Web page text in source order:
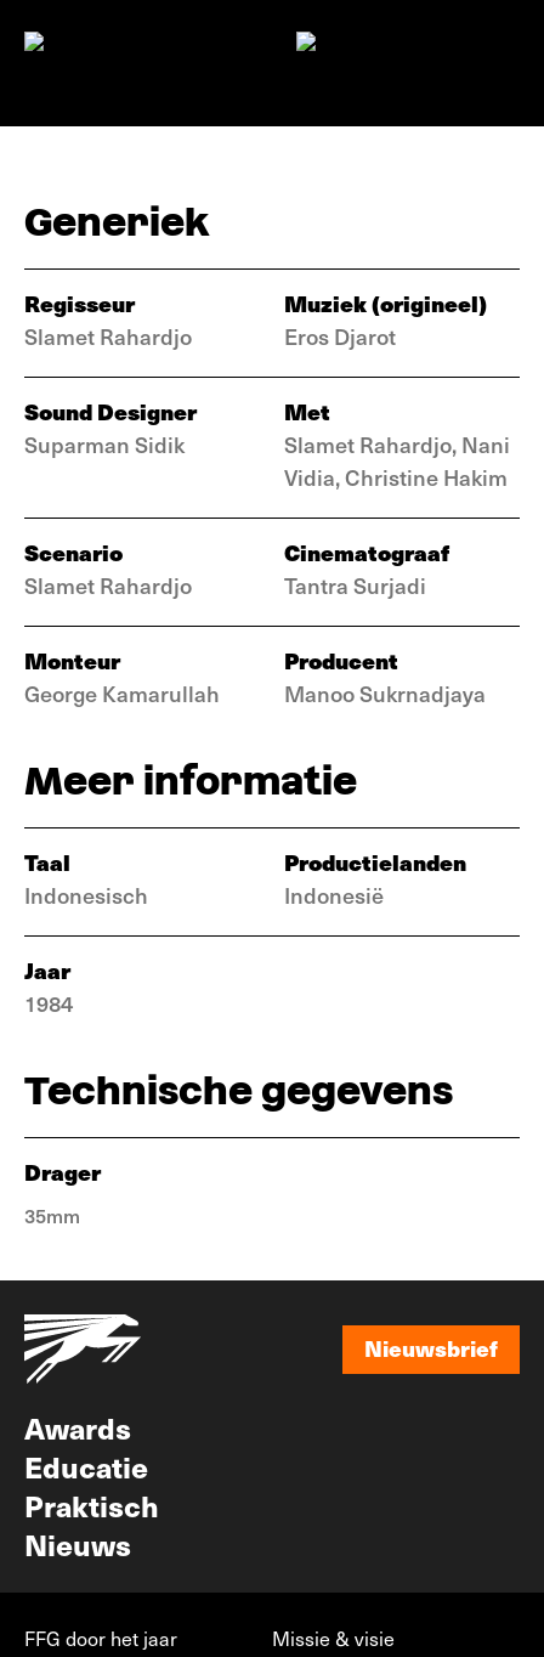
Generiek
Regisseur
Slamet Rahardjo
Muziek (origineel)
Eros Djarot
Sound Designer
Suparman Sidik
Met
Slamet Rahardjo, Nani
Vidia, Christine Hakim
Scenario
Slamet Rahardjo
Cinematograaf
Tantra Surjadi
Monteur
George Kamarullah
Producent
Manoo Sukrnadjaya
Meer informatie
Taal
Indonesisch
Productielanden
Indonesië
Jaar
1984
Technische gegevens
Drager
35mm
Nieuwsbrief
Awards
Educatie
Praktisch
Nieuws
FFG door het jaar Missie & visie